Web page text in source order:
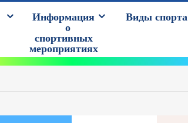
Информация
о
спортивных
мероприятиях
Виды спорта